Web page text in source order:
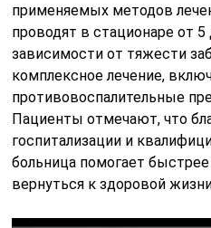
применяемых методов
проводят в стационаре от 5
зависимости от тяжести
комплексное лечение,
противовоспалительные
Пациенты отмечают, что
госпитализации и
больница помогает
вернуться к здоровой